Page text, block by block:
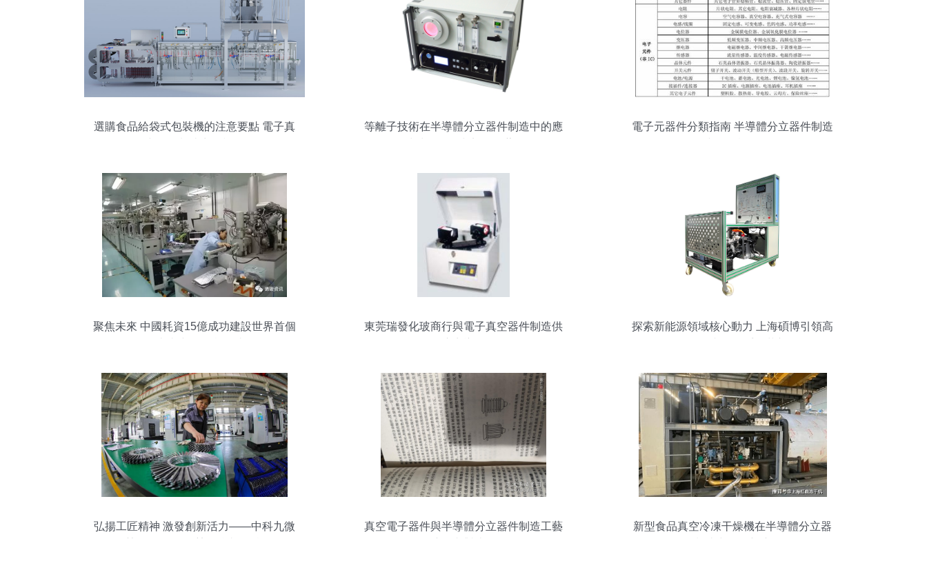
選購食品給袋式包裝機的注意要點 電子真
等離子技術在半導體分立器件制造中的應
電子元器件分類指南 半導體分立器件制造
聚焦未來 中國耗資15億成功建設世界首個
東莞瑞發化玻商行與電子真空器件制造供
探索新能源領域核心動力 上海碩博引領高
弘揚工匠精神 激發創新活力——中科九微
真空電子器件與半導體分立器件制造工藝
新型食品真空冷凍干燥機在半導體分立器